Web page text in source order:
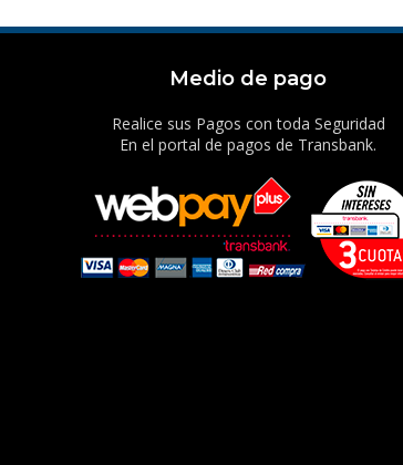
Medio de pago
Realice sus Pagos con toda Seguridad
En el portal de pagos de Transbank.